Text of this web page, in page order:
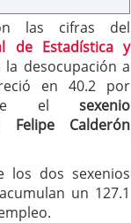
20, 2025
en México con
avances
las cifras del
de Estadística y
la desocupación a
en 40.2 por
elsexenio
Felipe Calderón
los dos sexenios
un 127.1